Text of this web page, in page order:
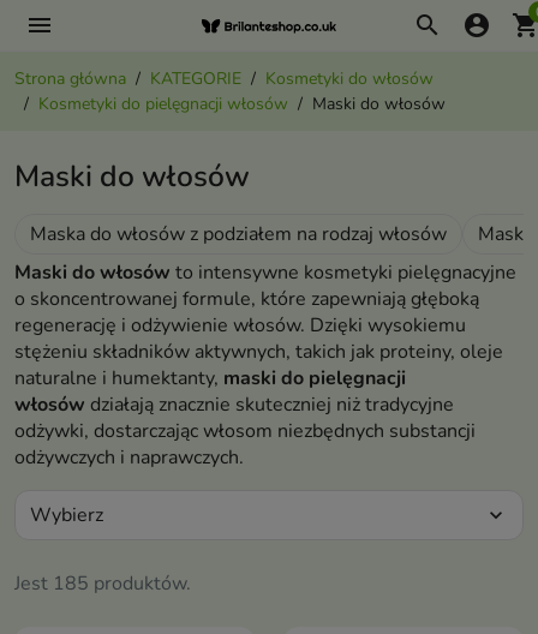
menu search account_circle
Strona główna KATEGORIE
Kosmetyki do włosów
Kosmetyki do pielęgnacji włosów
Maski do włosów
Maski do włosów
Maska do włosów z podziałem na rodzaj włosów
Maski
Maski do włosów to intensywne kosmetyki pielęgnacyjne
o skoncentrowanej formule, które zapewniają głęboką
regenerację i odżywienie włosów. Dzięki wysokiemu
stężeniu składników aktywnych, takich jak proteiny, oleje
naturalne i humektanty, maski do pielęgnacji
włosów działają znacznie skuteczniej niż tradycyjne
odżywki, dostarczając włosom niezbędnych substancji
odżywczych i naprawczych.
Jest 185 produktów.
Wybierz expand_more